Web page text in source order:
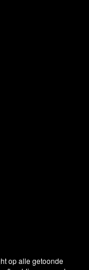
op alle getoonde